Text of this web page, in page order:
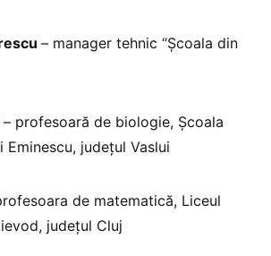
– manager tehnic “Școala din
– profesoară de biologie, Școala
Eminescu, județul Vaslui
de matematică, Liceul
județul Cluj